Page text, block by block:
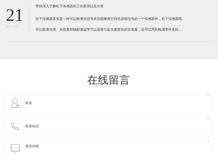
器是利用相应材料的浆料，涂覆在陶瓷基片上
21
2021-01
带你深入了解松下传感器的工作原理以及分类
松下传感器其实是一种可以检测光信号并且能够将它转化成电信号的一个传感器件，松下传感器既
可以检测光强、光照度和辐射测温等可以直接引起光量变化的非电量，还可以用到检测零件直径、
在线留言